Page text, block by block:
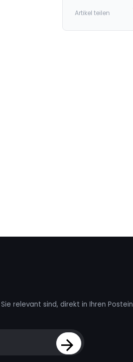
Artikel teilen
relevant sind, direkt in Ihren
Sign Up